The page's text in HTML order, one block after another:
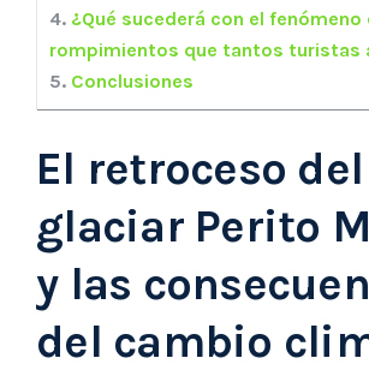
4. ¿Qué sucederá con el fenómeno
rompimientos que tantos turistas
5. Conclusiones
El retroceso del
glaciar Perito
y las
del cambio